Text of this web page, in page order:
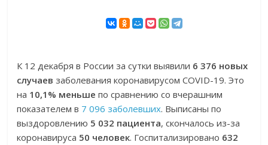
К 12 декабря в России за сутки выявили 6 376 новых
случаев заболевания коронавирусом COVID-19. Это
на 10,1% меньше по сравнению со вчерашним
показателем в 7 096 заболевших. Выписаны по
выздоровлению 5 032 пациента, скончалось из-за
коронавируса 50 человек. Госпитализировано 632